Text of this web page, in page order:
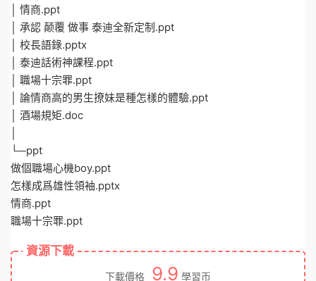
│ 情商.ppt
│ 承認 颠覆 做事 泰迪全新定制.ppt
│ 校長語錄.pptx
│ 泰迪話術神課程.ppt
│ 職場十宗罪.ppt
│ 論情商高的男生撩妹是種怎樣的體驗.ppt
│ 酒場規矩.doc
└─ppt
做個職場心機boy.ppt
怎樣成爲雄性領袖.pptx
情商.ppt
職場十宗罪.ppt
資源下載
下載價格 9.9 學習币